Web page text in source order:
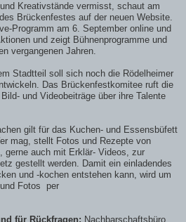
Kreativstände vermisst, schaut am
Brückenfestes auf der neuen Website.
Programm am 6. September online und
und zeigt Bühnenprogramme und
vergangenen Jahren.
Stadtteil soll sich noch die Rödelheimer
Das Brückenfestkomitee ruft die
und Videobeiträge über ihre Talente
gilt für das Kuchen- und Essensbüfett
mag, stellt Fotos und Rezepte von
gerne auch mit Erklär- Videos, zur
gestellt werden. Damit ein einladendes
und -kochen entstehen kann, wird um
Fotos
per
für Rückfragen: Nachbarschaftsbüro